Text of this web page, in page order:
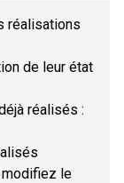
réalisations
de leur état
réalisés :
modifiez le